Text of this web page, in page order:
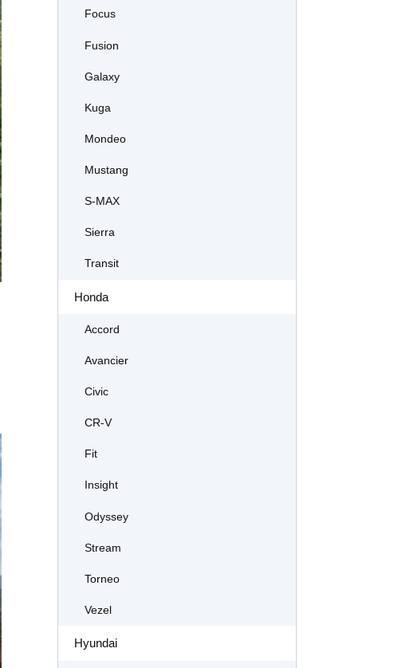
Focus
Fusion
Galaxy
Kuga
Mondeo
Mustang
S-MAX
Sierra
Transit
Honda
Accord
Avancier
Civic
CR-V
Fit
Insight
Odyssey
Stream
Torneo
Vezel
Hyundai